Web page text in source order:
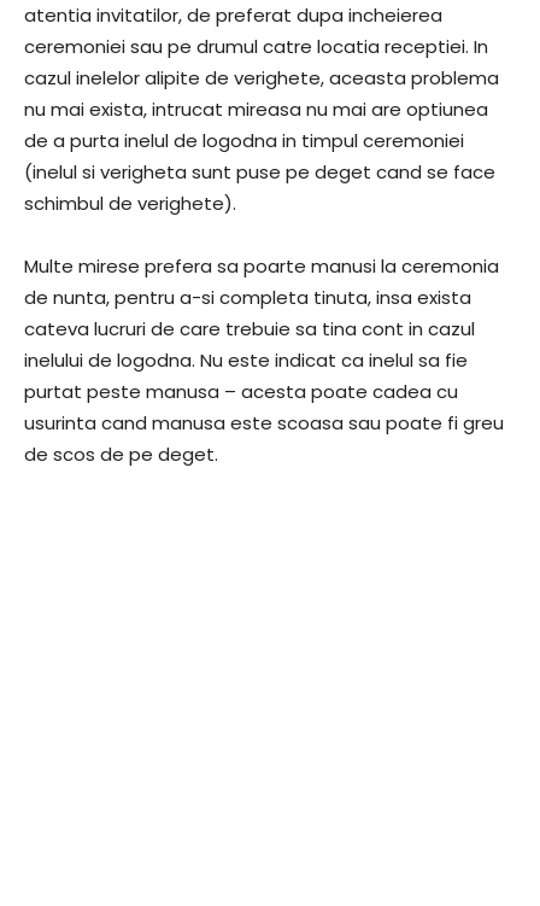
atentia invitatilor, de preferat dupa incheierea
ceremoniei sau pe drumul catre locatia receptiei. In
cazul inelelor alipite de verighete, aceasta problema
nu mai exista, intrucat mireasa nu mai are optiunea
de a purta inelul de logodna in timpul ceremoniei
(inelul si verigheta sunt puse pe deget cand se face
schimbul de verighete).
Multe mirese prefera sa poarte manusi la ceremonia
de nunta, pentru a-si completa tinuta, insa exista
cateva lucruri de care trebuie sa tina cont in cazul
inelului de logodna. Nu este indicat ca inelul sa fie
purtat peste manusa – acesta poate cadea cu
usurinta cand manusa este scoasa sau poate fi greu
de scos de pe deget.